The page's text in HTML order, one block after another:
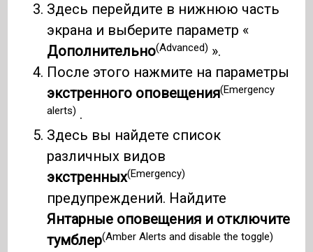
Здесь перейдите в нижнюю часть
экрана и выберите параметр «
Дополнительно(Advanced) ».
После этого нажмите на параметры
экстренного оповещения(Emergency
alerts) .
Здесь вы найдете список
различных видов
экстренных(Emergency)
предупреждений. Найдите
Янтарные оповещения и отключите
тумблер(Amber Alerts and disable the toggle)